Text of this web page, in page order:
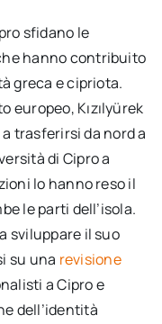
sfidano le
hanno contribuito
greca e cipriota.
europeo, Kızılyürek
trasferirsi da nord a
di Cipro a
lo hanno reso il
le parti dell’isola.
sviluppare il suo
su una revisione
a Cipro e
dell’identità